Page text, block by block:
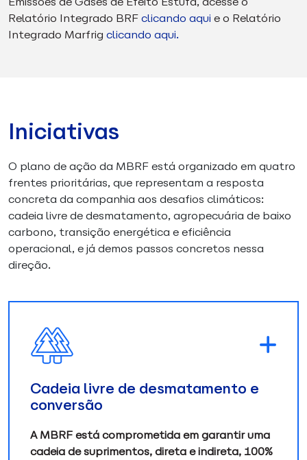
Relatório Integrado BRFclicando aqui e o Relatório
Integrado Marfrig clicando aqui.
Iniciativas
O plano de ação da MBRF está organizado em quatro
frentes prioritárias, que representam a resposta
concreta da companhia aos desafios climáticos:
cadeia livre de desmatamento, agropecuária de baixo
carbono, transição energética e eficiência
operacional, e já demos passos concretos nessa
direção.
Cadeia livre de desmatamento e
conversão
A MBRF está comprometida em garantir uma
cadeia de suprimentos, direta e indireta, 100%